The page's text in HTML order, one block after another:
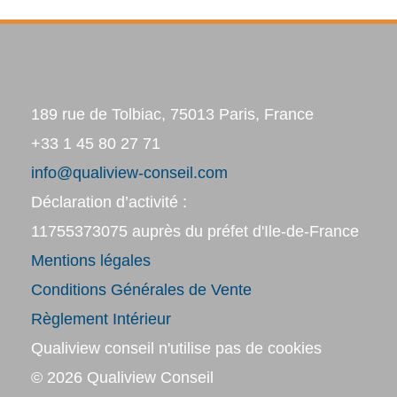
189 rue de Tolbiac, 75013 Paris, France
+33 1 45 80 27 71
info@qualiview-conseil.com
Déclaration d’activité :
11755373075 auprès du préfet d'Ile-de-France
Mentions légales
Conditions Générales de Vente
Règlement Intérieur
Qualiview conseil n'utilise pas de cookies
© 2026 Qualiview Conseil